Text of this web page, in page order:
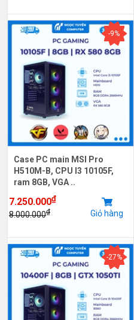
-9%
Case PC main MSI Pro
H510M-B, CPU I3 10105F,
ram 8GB, VGA ..
7.250.000₫
8.000.000₫ Giỏ hàng
-27%